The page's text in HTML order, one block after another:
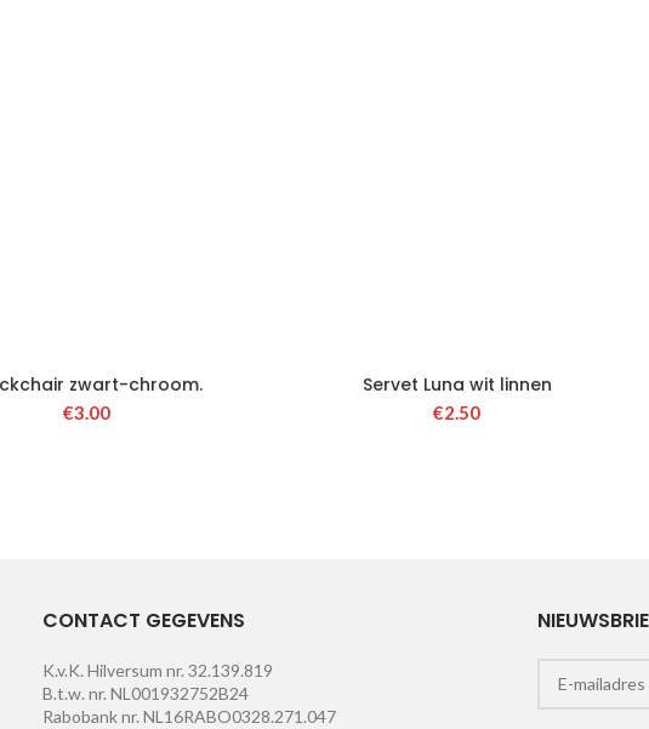
zwart-chroom.
€3.00
Servet Luna wit linnen
€2.50
CONTACT GEGEVENS
K.v.K. Hilversum nr. 32.139.819
B.t.w. nr. NL001932752B24
Rabobank nr. NL16RABO0328.271.047